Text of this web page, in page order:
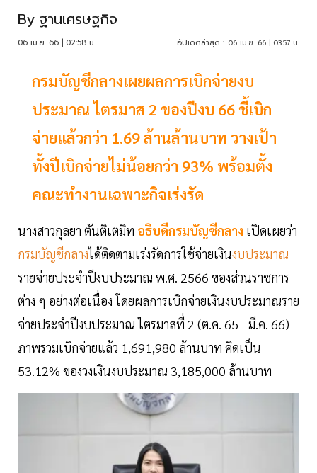
By ฐานเศรษฐกิจ
06 เม.ย. 66 | 02:58 น. อัปเดตล่าสุด : 06 เม.ย. 66 | 03:57 น.
กรมบัญชีกลางเผยผลการเบิกจ่ายงบ
ประมาณ ไตรมาส 2 ของปีงบ 66 ชี้เบิก
จ่ายแล้วกว่า 1.69 ล้านล้านบาท วางเป้า
ทั้งปีเบิกจ่ายไม่น้อยกว่า 93% พร้อมตั้ง
คณะทำงานเฉพาะกิจเร่งรัด
นางสาวกุลยา ตันติเตมิท อธิบดีกรมบัญชีกลาง เปิดเผยว่า
กรมบัญชีกลางได้ติดตามเร่งรัดการใช้จ่ายเงินงบประมาณ
รายจ่ายประจำปีงบประมาณ พ.ศ. 2566 ของส่วนราชการ
ต่าง ๆ อย่างต่อเนื่อง โดยผลการเบิกจ่ายเงินงบประมาณราย
จ่ายประจำปีงบประมาณ ไตรมาสที่ 2 (ต.ค. 65 - มี.ค. 66)
ภาพรวมเบิกจ่ายแล้ว 1,691,980 ล้านบาท คิดเป็น
53.12% ของวงเงินงบประมาณ 3,185,000 ล้านบาท